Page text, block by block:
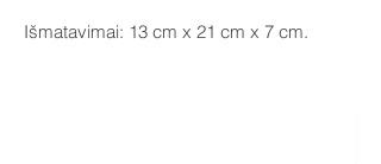
Išmatavimai: 13 cm x 21 cm x 7 cm.